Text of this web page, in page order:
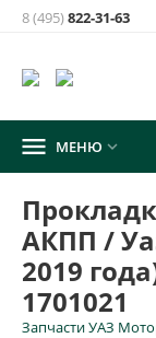
8 (495)822-31-63
 МЕНЮ 
АКПП /
2019
1701021
Запчасти УАЗ
товара:
Прокладка
2019 года) (ОАО
E-mail для
Номер телефона